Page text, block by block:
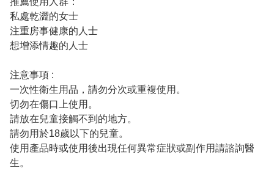
私處乾澀的女士
注重房事健康的人士
想增添情趣的人士
注意事項 :
一次性衛生用品，請勿分次或重複使用。
切勿在傷口上使用。
請放在兒童接觸不到的地方。
請勿用於18歲以下的兒童。
使用產品時或使用後出現任何異常症狀或副作用請諮詢醫
生。